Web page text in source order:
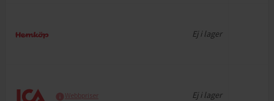
Ej i lager
Webbpriser Ej i lager